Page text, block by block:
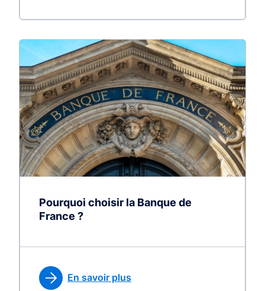
Pourquoi choisir la Banque de
France ?
En savoir plus